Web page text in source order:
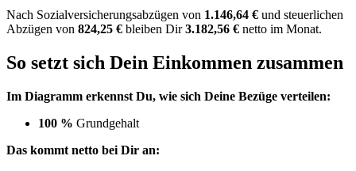
Nach Sozialversicherungsabzügen von 1.146,64 € und steuerlichen
Abzügen von 824,25 € bleiben Dir3.182,56 € netto im Monat.
So setzt sich Dein Einkommen zusammen
Im Diagramm erkennst Du, wie sich Deine Bezüge verteilen:
100 % Grundgehalt
Das kommt netto bei Dir an: